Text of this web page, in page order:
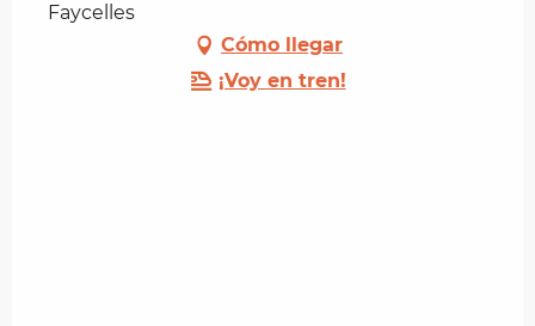
Faycelles
Cómo llegar
¡Voy en tren!